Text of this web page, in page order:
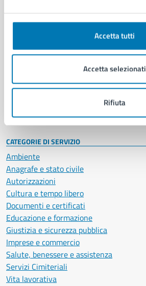
Accetta tutti
Accetta selezionati
Rifiuta
Organi di governo
Enti e fondazioni
Personale amministrativo
Intranet, posta aziendale e protocollo
CATEGORIE DI SERVIZIO
Ambiente
Anagrafe e stato civile
Autorizzazioni
Cultura e tempo libero
Documenti e certificati
Educazione e formazione
Giustizia e sicurezza pubblica
Imprese e commercio
Salute, benessere e assistenza
Servizi Cimiteriali
Vita lavorativa